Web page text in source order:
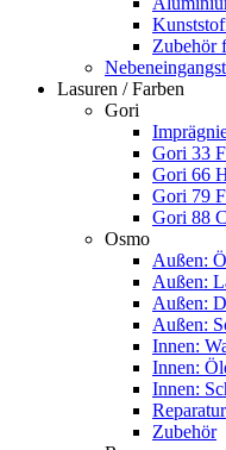
Zubehör
Lasuren / Farben
Gori
Gori 33
Gori 66
Gori 79
Gori 88
Osmo
Außen:
Außen:
Außen:
Außen:
Innen:
Innen:
Innen:
Reparatur
Zubehör